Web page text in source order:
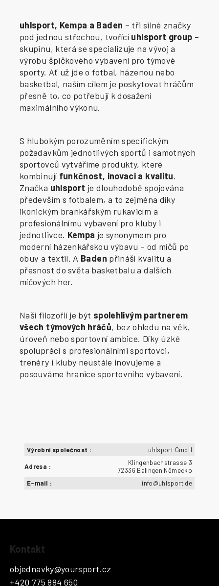
uhlsport, Kempa a Baden – tři silné značky
pod jednou střechou, tvořící uhlsport group –
skupinu, která se specializuje na vývoj a
výrobu špičkového vybavení pro týmové
sporty. Ať už jde o fotbal, házenou nebo
basketbal, naším cílem je poskytovat hráčům
přesně to, co potřebují k dosažení
maximálního výkonu.
S hlubokým porozuměním specifickým
požadavkům jednotlivých sportů i samotných
sportovců vytváříme produkty, které
kombinují funkčnost, inovaci a kvalitu.
Značka uhlsport je dlouhodobě spojována
především s fotbalem, a to zejména díky
ikonickým brankářským rukavicím a
profesionálnímu vybavení pro kluby i
jednotlivce. Kempa je synonymem pro
moderní házenkářskou výbavu – od míčů po
obuv a textil. A Baden přináší kvalitu a
přesnost do světa basketbalu a dalších
míčových her.
Naší filozofií je být spolehlivým partnerem
všech týmových hráčů, bez ohledu na věk,
úroveň nebo sportovní ambice. Díky úzké
spolupráci s profesionálními sportovci,
trenéry i kluby neustále inovujeme a
posouváme hranice sportovního vybavení.
Výrobní společnost : uhlsport GmbH
Adresa :
Klingenbachstrasse 3
72336 Balingen Německo
E-mail : info@uhlsport.de
Kontakt
objednavky@yoursport.cz
+420 775 884 650